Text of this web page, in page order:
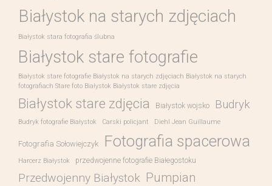
Białystok na starych zdjęciach
Białystok stara fotografia ślubna
Białystok stare fotografie
Białystok stare fotografie Białystok na starych zdjęciach Białystok na starych
fotografiach Stare foto Białystok Białystok stare zdjęcia
Białystok stare zdjęcia Białystok wojsko Budryk
Budryk fotografie Białystok Carski policjant Diehl Jean Guillaume
Fotografia Sołowiejczyk Fotografia spacerowa
Harcerz Białystok przedwojenne fotografie Białegostoku
Przedwojenny Białystok Pumpian